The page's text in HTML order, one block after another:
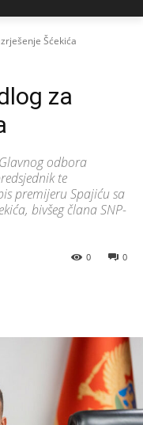
Šćekića
za
odbora
te
premijeru Spajiću sa
bivšeg člana SNP-
0
0